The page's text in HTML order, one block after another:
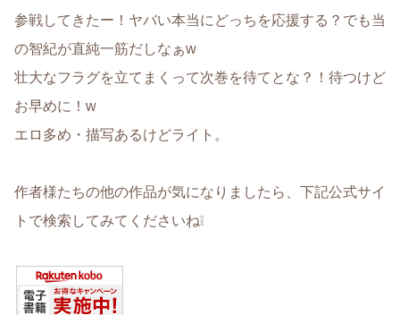
参戦してきたー！ヤバい本当にどっちを応援する？でも当
の智紀が直純一筋だしなぁw
壮大なフラグを立てまくって次巻を待てとな？！待つけど
お早めに！w
エロ多め・描写あるけどライト。
作者様たちの他の作品が気になりましたら、下記公式サイ
トで検索してみてくださいね❕